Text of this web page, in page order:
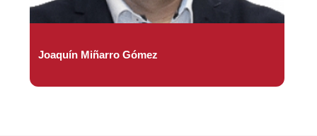
Joaquín Miñarro Gómez